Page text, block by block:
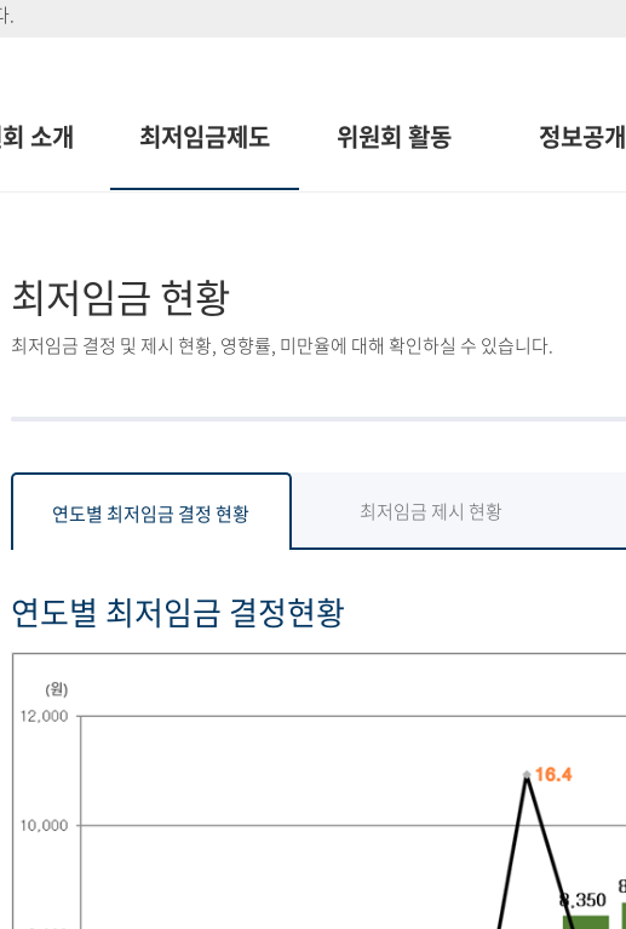
.
소개 최저임금제도 위원회 활동 정보공개
최저임금 현황
최저임금 결정 및 제시 현황, 영향률, 미만율에 대해 확인하실 수 있습니다.
연도별 최저임금 결정 현황 최저임금 제시 현황
연도별 최저임금 결정현황